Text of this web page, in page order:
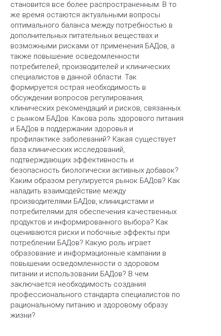
становится все более распространенным. В то
же время остаются актуальными вопросы
оптимального баланса между потребностью в
дополнительных питательных веществах и
возможными рисками от применения БАДов, а
также повышение осведомленности
потребителей, производителей и клинических
специалистов в данной области. Так
формируется острая необходимость в
обсуждении вопросов регулирования,
клинических рекомендаций и рисков, связанных
с рынком БАДов. Какова роль здорового питания
и БАДов в поддержании здоровья и
профилактике заболеваний? Какая существует
база клинических исследований,
подтверждающих эффективность и
безопасность биологически активных добавок?
Каким образом регулируется рынок БАДов? Как
наладить взаимодействие между
производителями БАДов, клиницистами и
потребителями для обеспечения качественных
продуктов и информированного выбора? Как
оцениваются риски и побочные эффекты при
потреблении БАДов? Какую роль играет
образование и информационные кампании в
повышении осведомленности о здоровом
питании и использовании БАДов? В чем
заключается необходимость создания
профессионального стандарта специалистов по
рациональному питанию и здоровому образу
жизни?